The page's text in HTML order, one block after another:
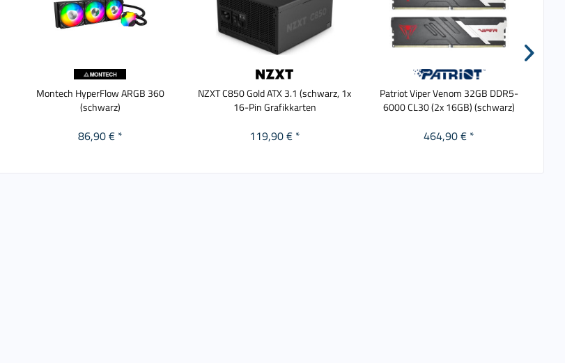
Montech HyperFlow ARGB 360
(schwarz)
86,90 € *
NZXT C850 Gold ATX 3.1 (schwarz, 1x
16-Pin Grafikkarten
119,90 € *
Patriot Viper Venom 32GB DDR5-
6000 CL30 (2x 16GB) (schwarz)
464,90 € *